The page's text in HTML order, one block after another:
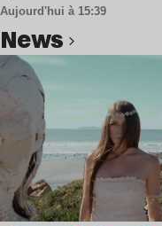
Aujourd'hui à 15:39
news